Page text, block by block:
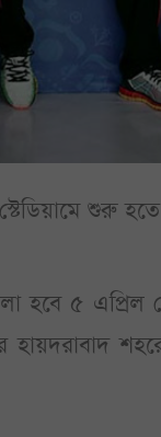
শুরু হতে
হবে ৫ এপ্রিল
হায়দরাবাদ